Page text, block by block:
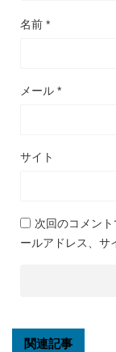
名前 *
メール *
サイト
次回のコメン
ールアドレス、サ
関連記事